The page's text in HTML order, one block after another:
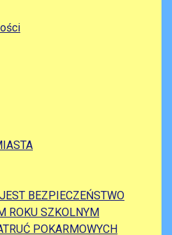
BEZPIECZEŃSTWO
ROKU SZKOLNYM
POKARMOWYCH